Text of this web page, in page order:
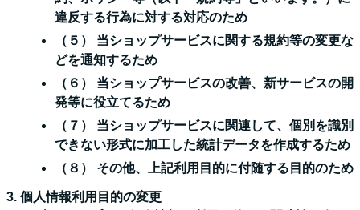
違反する行為に対する対応のため
（５） 当ショップサービスに関する規約等の変更な
どを通知するため
（６） 当ショップサービスの改善、新サービスの開
発等に役立てるため
（７） 当ショップサービスに関連して、個別を識別
できない形式に加工した統計データを作成するため
（８） その他、上記利用目的に付随する目的のため
3. 個人情報利用目的の変更